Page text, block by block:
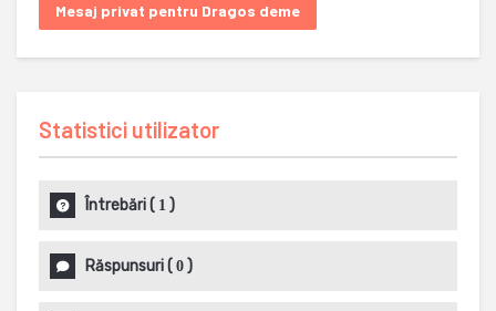
Mesaj privat pentru Dragos deme
Statistici utilizator
Întrebări( 1 )
Răspunsuri( 0 )